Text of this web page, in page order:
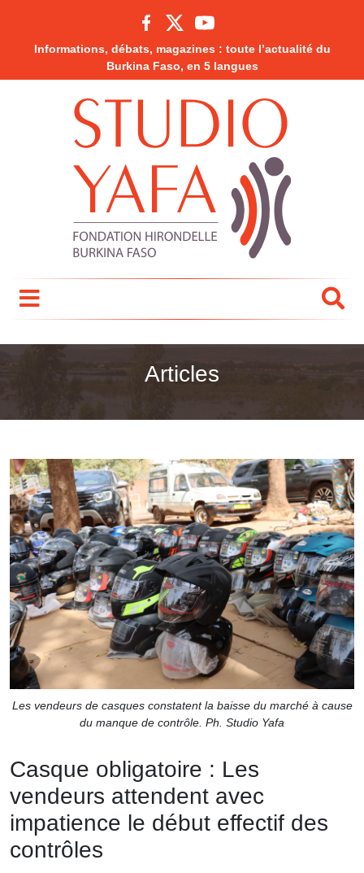
Informations, débats, magazines : toute l’actualité du
Burkina Faso, en 5 langues
Articles
Les vendeurs de casques constatent la baisse du marché à cause
du manque de contrôle. Ph. Studio Yafa
Casque obligatoire : Les
vendeurs attendent avec
impatience le début effectif des
contrôles